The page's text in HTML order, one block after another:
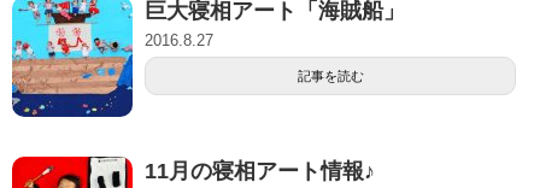
巨大寝相アート「海賊船」
2016.8.27
記事を読む
11月の寝相アート情報♪